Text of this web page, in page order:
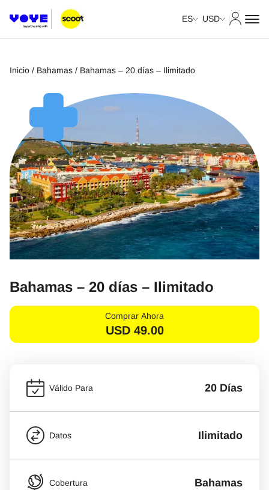
ES USD
Inicio / Bahamas / Bahamas – 20 días – Ilimitado
Bahamas – 20 días – Ilimitado
Comprar Ahora
USD 49.00
Válido Para 20 Días
Datos Ilimitado
Cobertura Bahamas